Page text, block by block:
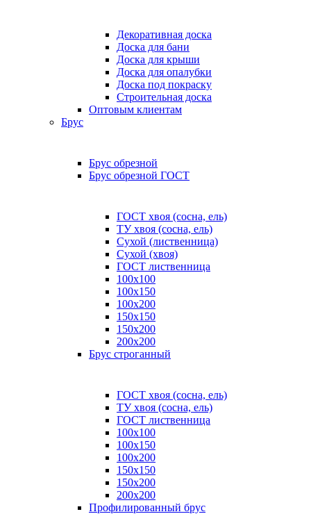
Декоративная доска
Доска для бани
Доска для крыши
Доска для опалубки
Доска под покраску
Строительная доска
Оптовым клиентам
Брус
Брус обрезной
Брус обрезной ГОСТ
ГОСТ хвоя (сосна, ель)
ТУ хвоя (сосна, ель)
Сухой (лиственница)
Сухой (хвоя)
ГОСТ лиственница
100x100
100x150
100x200
150x150
150x200
200x200
Брус строганный
ГОСТ хвоя (сосна, ель)
ТУ хвоя (сосна, ель)
ГОСТ лиственница
100х100
100х150
100х200
150х150
150х200
200х200
Профилированный брус